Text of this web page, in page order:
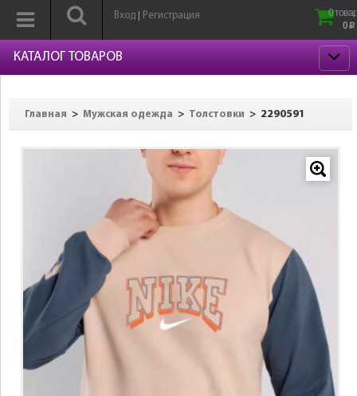
Вход Регистрация
0
0 p
КАТАЛОГ ТОВАРОВ
Главная > Мужская одежда > Толстовки > 2290591